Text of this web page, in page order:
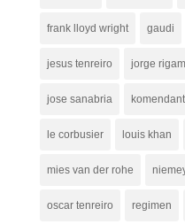
frank lloyd wright gaudi
jesus tenreiro jorge
jose sanabria komendant
le corbusier louis khan
mies van der rohe
oscar tenreiro regimen